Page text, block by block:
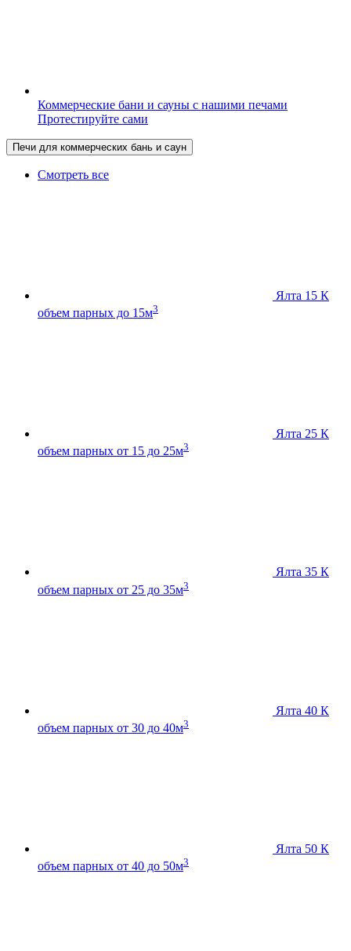
Коммерческие бани и сауны с нашими печами
Протестируйте сами
Печи для коммерческих бань и саун
Смотреть все
Ялта 15 К
объем парных до 15м3
Ялта 25 К
объем парных от 15 до 25м3
Ялта 35 К
объем парных от 25 до 35м3
Ялта 40 К
объем парных от 30 до 40м3
Ялта 50 К
объем парных от 40 до 50м3